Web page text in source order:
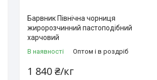
Барвник Північна чорниця
жиророзчинний пастоподібний
харчовий
В наявності Оптом і в роздріб
1 840 ₴/кг